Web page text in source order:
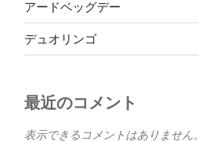
アードベッグデー
デュオリンゴ
最近のコメント
表示できるコメントはありません。